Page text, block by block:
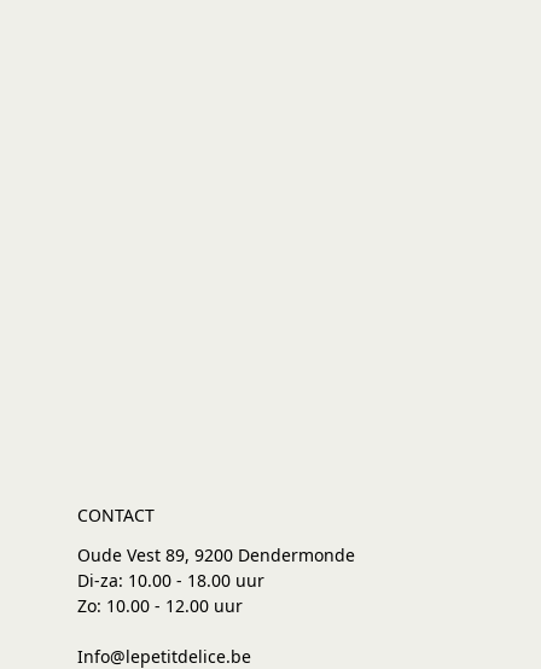
CONTACT
Oude Vest 89, 9200 Dendermonde
Di-za: 10.00 - 18.00 uur
Zo: 10.00 - 12.00 uur
Info@lepetitdelice.be